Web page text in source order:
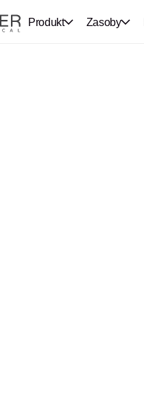
Produkt Zasoby